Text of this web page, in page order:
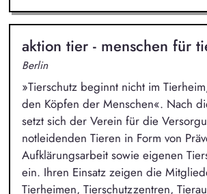
aktion tier - menschen für
Berlin
»Tierschutz beginnt nicht im
den Köpfen der Menschen«. Nach
setzt sich der Verein für die
notleidenden Tieren in Form von
Aufklärungsarbeit sowie eigenen
ein. Ihren Einsatz zeigen die
Tierheimen, Tierschutzzentren,